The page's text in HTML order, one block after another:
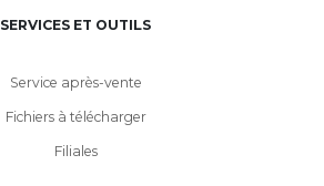
SERVICES ET OUTILS
Service après-vente
Fichiers à télécharger
Filiales